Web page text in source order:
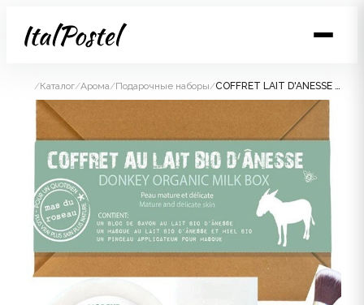
/Каталог/Арома/Подарочные наборы/ COFFRET LAIT D'ANESSE Набор 1 мыло твердое 130 гр, 1 мыло-маска для лица твердая 150 гр, кисточка